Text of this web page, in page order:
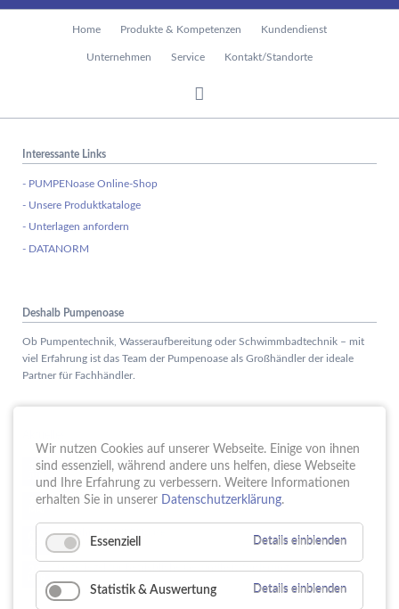
Home Produkte & Kompetenzen Kundendienst
Unternehmen Service Kontakt/Standorte
Interessante Links
- PUMPENoase Online-Shop
- Unsere Produktkataloge
- Unterlagen anfordern
- DATANORM
Deshalb Pumpenoase
Ob Pumpentechnik, Wasseraufbereitung oder Schwimmbadtechnik – mit
viel Erfahrung ist das Team der Pumpenoase als Großhändler der ideale
Partner für Fachhändler.
15. Schule trifft Wirtschaft bei der PUMPENoase!
18. Vortrag IT-Sicherheit
16 Jahre PUMPENoase
23.
Wir nutzen Cookies auf unserer Webseite. Einige von ihnen
sind essenziell, während andere uns helfen, diese Webseite
und Ihre Erfahrung zu verbessern. Weitere Informationen
erhalten Sie in unserer Datenschutzerklärung.
Essenziell Details einblenden
Statistik & Auswertung Details einblenden